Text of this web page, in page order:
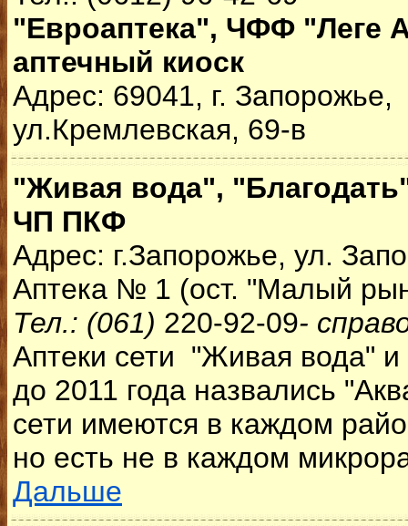
"Евроаптека", ЧФФ "Леге
аптечный киоск
Адрес: 69041, г. Запорожье,
ул.Кремлевская, 69-в
"Живая вода",
ЧП ПКФ
Адрес: г.Запорожье, ул.
Аптека № 1 (ост. "Малый
Тел.: (061) 220-92-09-
Аптеки сети "Живая вода" и
до 2011 года назвались
сети имеются в каждом
но есть не в каждом
Дальше